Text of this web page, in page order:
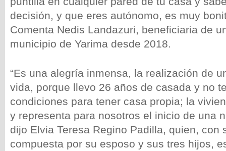
decisión, y que eres autónomo, es muy
Comenta Nedis Landazuri, beneficiaria de
municipio de Yarima desde 2018.
“Es una alegría inmensa, la realización de
vida, porque llevo 26 años de casada y no
condiciones para tener casa propia; la
y representa para nosotros el inicio de una
dijo Elvia Teresa Regino Padilla, quien, con
compuesta por su esposo y sus tres hijos,